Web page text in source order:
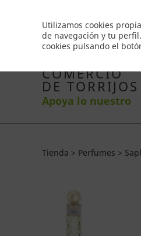
Utilizamos cookies
de navegación y tu
cookies pulsando el
Inicio Productos
COMERCIO
DE TORRIJOS
Apoya lo nuestro
Tienda > Perfumes >